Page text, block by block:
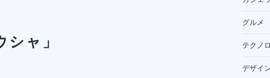
ャ」
グルメ
テクノ
デザイ